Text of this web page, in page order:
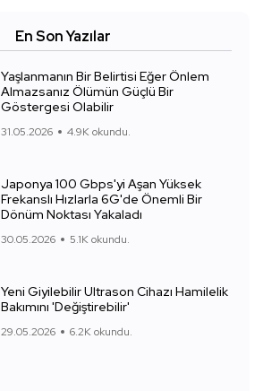
En Son Yazılar
Yaşlanmanın Bir Belirtisi Eğer Önlem
Almazsanız Ölümün Güçlü Bir
Göstergesi Olabilir
31.05.2026 4.9K okundu.
Japonya 100 Gbps'yi Aşan Yüksek
Frekanslı Hızlarla 6G'de Önemli Bir
Dönüm Noktası Yakaladı
30.05.2026 5.1K okundu.
Yeni Giyilebilir Ultrason Cihazı Hamilelik
Bakımını 'Değiştirebilir'
29.05.2026 6.2K okundu.